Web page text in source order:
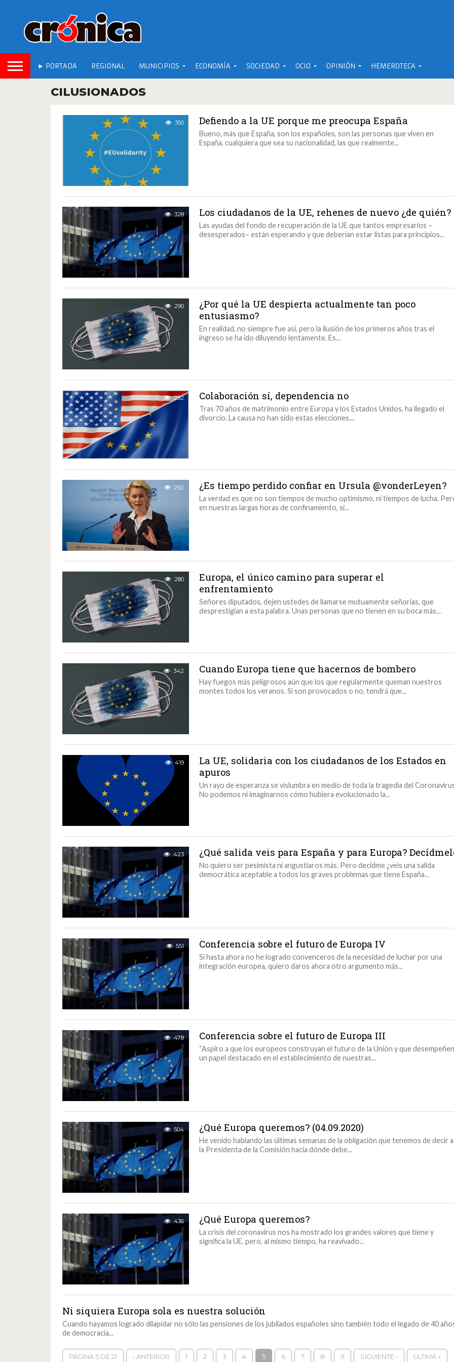
► PORTADA REGIONAL MUNICIPIOS ECONOMÍA SOCIEDAD OCIO OPINIÓN HEMEROTECA
CILUSIONADOS
350 Defiendo a la UE porque me preocupa España
Bueno, más que España, son los españoles, son las personas que viven en
España, cualquiera que sea su nacionalidad, las que realmente...
328 Los ciudadanos de la UE, rehenes de nuevo ¿de quién?
Las ayudas del fondo de recuperación de la UE que tantos empresarios –
desesperados– están esperando y que deberían estar listas para principios...
290
¿Por qué la UE despierta actualmente tan poco
entusiasmo?
En realidad, no siempre fue así, pero la ilusión de los primeros años tras el
ingreso se ha ido diluyendo lentamente. Es...
292 Colaboración sí, dependencia no
Tras 70 años de matrimonio entre Europa y los Estados Unidos, ha llegado el
divorcio. La causa no han sido estas elecciones....
292 ¿Es tiempo perdido confiar en Ursula @vonderLeyen?
La verdad es que no son tiempos de mucho optimismo, ni tiempos de lucha.
en nuestras largas horas de confinamiento, sí...
280
Europa, el único camino para superar el
enfrentamiento
Señores diputados, dejen ustedes de llamarse mutuamente señorías, que
desprestigian a esta palabra. Unas personas que no tienen en su boca más...
342 Cuando Europa tiene que hacernos de bombero
Hay fuegos más peligrosos aún que los que regularmente queman nuestros
montes todos los veranos. Si son provocados o no, tendrá que...
419
La UE, solidaria con los ciudadanos de los Estados en
apuros
Un rayo de esperanza se vislumbra en medio de toda la tragedia del
No podemos ni imaginarnos cómo hubiera evolucionado la...
423 ¿Qué salida veis para España y para Europa?
No quiero ser pesimista ni angustiaros más. Pero decidme ¿veis una salida
democrática aceptable a todos los graves problemas que tiene España...
551 Conferencia sobre el futuro de Europa IV
Si hasta ahora no he logrado convenceros de la necesidad de luchar por una
integración europea, quiero daros ahora otro argumento más...
478 Conferencia sobre el futuro de Europa III
“Aspiro a que los europeos construyan el futuro de la Unión y que
un papel destacado en el establecimiento de nuestras...
504 ¿Qué Europa queremos? (04.09.2020)
He venido hablando las últimas semanas de la obligación que tenemos de decir a
la Presidenta de la Comisión hacia dónde debe...
436 ¿Qué Europa queremos?
La crisis del coronavirus nos ha mostrado los grandes valores que tiene y
significa la UE, pero, al mismo tiempo, ha reavivado...
Ni siquiera Europa sola es nuestra solución
Cuando hayamos logrado dilapidar no sólo las pensiones de los jubilados españoles sino también todo el legado de 40
de democracia...
PÁGINA 5 DE 21 ‹ ANTERIOR 1 2 3 4 5 6 7 8 9 SIGUIENTE › ÚLTIMA »